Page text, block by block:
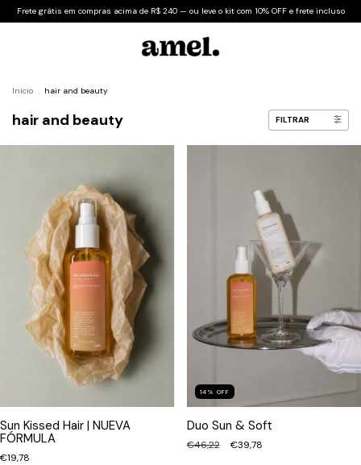
Frete grátis em compras acima de R$ 240 — ou leve o kit com 10% OFF e frete incluso
Inicio . hair and beauty
hair and beauty FILTRAR
Sun Kissed Hair | NUEVA
FÓRMULA
€19,78
14 % OFF
Duo Sun & Soft
€46,22 €39,78